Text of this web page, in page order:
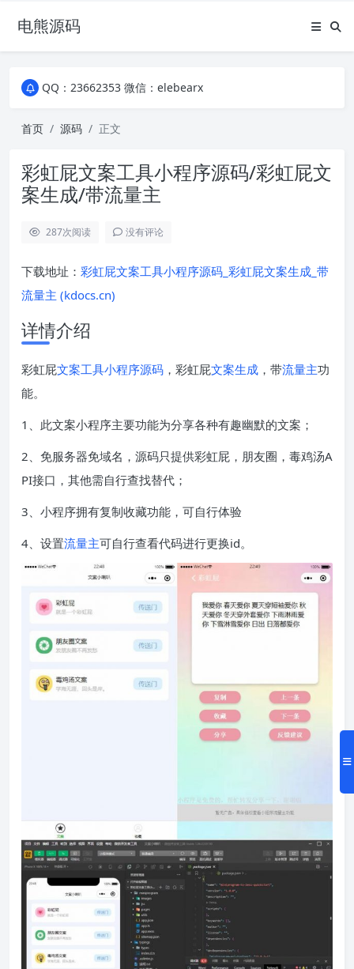
电熊源码
QQ：23662353 微信：elebearx
首页
源码 正文
彩虹屁文案工具小程序源码/彩虹屁文
案生成/带流量主
287次阅读 没有评论
下载地址： 彩虹屁文案工具小程序源码_彩虹屁文案生成_带
流量主 (kdocs.cn)
详情介绍
彩虹屁文案工具小程序源码 ，彩虹屁文案生成 ，带流量主功
能。
1、此文案小程序主要功能为分享各种有趣幽默的文案；
2、免服务器免域名，源码只提供彩虹屁，朋友圈，毒鸡汤A
PI接口，其他需自行查找替代；
3、小程序拥有复制收藏功能，可自行体验
4、设置流量主可自行查看代码进行更换id。